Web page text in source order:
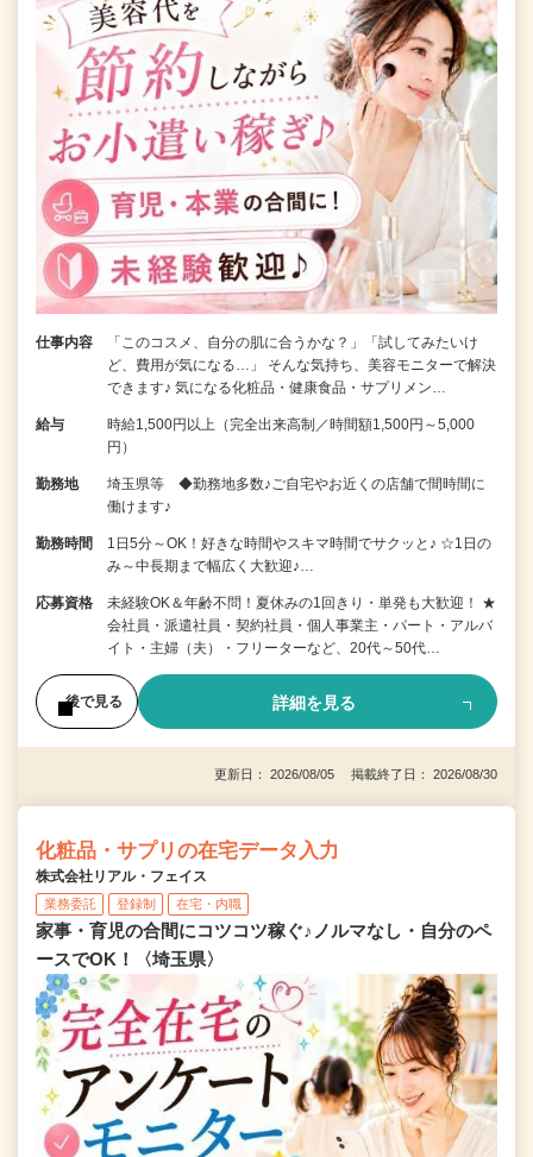
仕事内容
「このコスメ、自分の肌に合うかな？」「試してみたいけ
ど、費用が気になる…」 そんな気持ち、美容モニターで解決
できます♪ 気になる化粧品・健康食品・サプリメン…
給与
時給1,500円以上（完全出来高制／時間額1,500円～5,000
円）
勤務地
埼玉県等 ◆勤務地多数♪ご自宅やお近くの店舗で間時間に
働けます♪
勤務時間
1日5分～OK！好きな時間やスキマ時間でサクッと♪ ☆1日の
み～中長期まで幅広く大歓迎♪…
応募資格
未経験OK＆年齢不問！夏休みの1回きり・単発も大歓迎！ ★
会社員・派遣社員・契約社員・個人事業主・パート・アルバ
イト・主婦（夫）・フリーターなど、20代～50代…
後で見る 詳細を見る
更新日： 2026/08/05 掲載終了日： 2026/08/30
化粧品・サプリの在宅データ入力
株式会社リアル・フェイス
業務委託 登録制 在宅・内職
家事・育児の合間にコツコツ稼ぐ♪ノルマなし・自分のペ
ースでOK！〈埼玉県〉